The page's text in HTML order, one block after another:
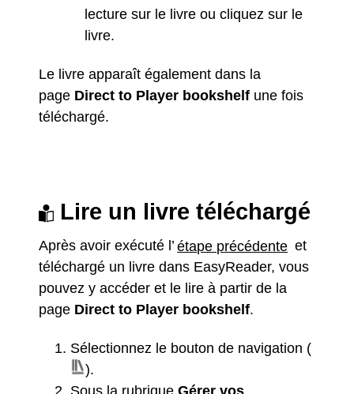
lecture sur le livre ou cliquez sur le
livre.
Le livre apparaît également dans la
page Direct to Player bookshelf une fois
téléchargé.
Lire un livre téléchargé
Après avoir exécuté l’ étape précédente et
téléchargé un livre dans EasyReader, vous
pouvez y accéder et le lire à partir de la
page Direct to Player bookshelf.
Sélectionnez le bouton de navigation (
).